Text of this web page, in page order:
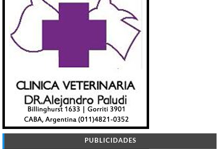
PUBLICIDADES